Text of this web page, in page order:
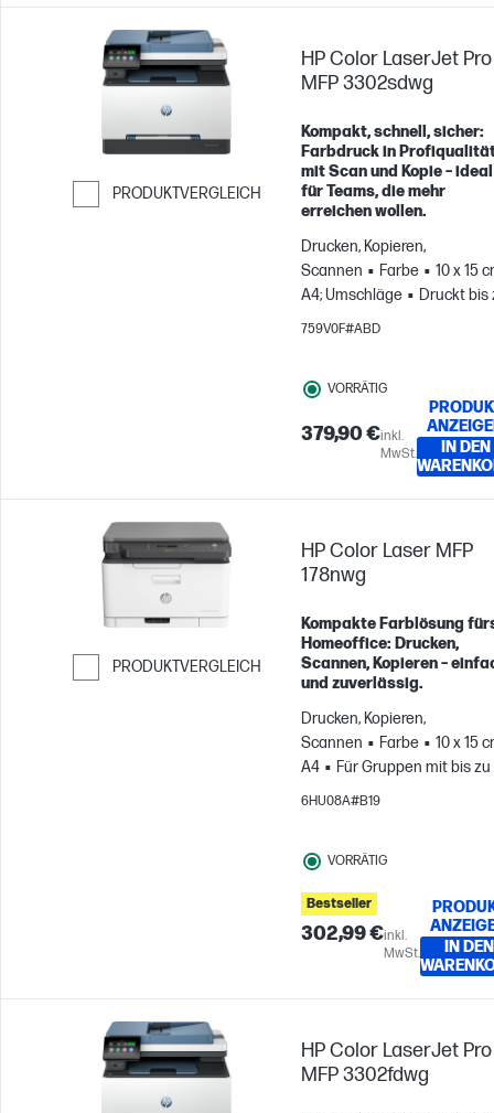
PRODUKTVERGLEICH
HP Color LaserJet Pro
MFP 3302sdwg
Kompakt, schnell, sicher:
Farbdruck in
mit Scan und Kopie – ideal
für Teams, die mehr
erreichen wollen.
Drucken, Kopieren,
Scannen
Farbe
10 x 15
A4; Umschläge
Druckt bis
2.500 Seiten pro Monat; Für
759V0F#ABD
VORRÄTIG
379,90 €inkl.
MwSt.
IN DEN
PRODUKTVERGLEICH
HP Color Laser MFP
178nwg
Kompakte Farblösung
Homeoffice: Drucken,
Scannen, Kopieren –
und zuverlässig.
Drucken, Kopieren,
Scannen
Farbe
10 x 15
A4
Für Gruppen mit bis zu
Benutzern; Druckt bis zu
6HU08A#B19
VORRÄTIG
Bestseller
302,99 €inkl.
MwSt.
IN DEN
HP Color LaserJet Pro
MFP 3302fdwg